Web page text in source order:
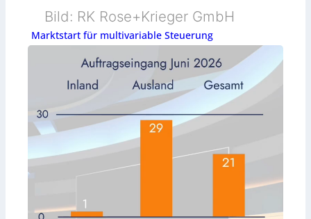
Bild: RK Rose+Krieger GmbH
Marktstart für multivariable Steuerung